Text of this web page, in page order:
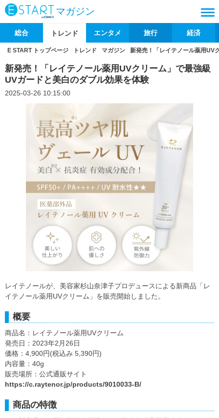
マガジン
総合 トレンド エンタメ 旅行 経済
E START トップページ トレンド マガジン 新発売！「レイテノール薬用UV
新発売！「レイテノール薬用UVクリーム」で最強級
UVガードと美白のダブル効果を体験
2025-03-26 10:15:00
レイテノールが、美容家杉山奈津子プロデュースによる新商品「レ
イテノール薬用UVクリーム」を販売開始しました。
概要
商品名：レイテノール薬用UVクリーム
発売日：2023年2月26日
価格：4,900円(税込み 5,390円)
内容量：40g
販売場所：公式通販サイト
https://c.raytenor.jp/products/9010033-B/
商品の特徴